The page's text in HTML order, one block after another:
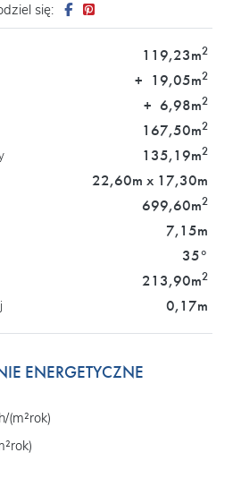
się:
119,23m2
+ 19,05m2
+ 6,98m2
167,50m2
135,19m2
22,60m x 17,30m
699,60m2
7,15m
35°
213,90m2
0,17m
ENERGETYCZNE
(m²rok)